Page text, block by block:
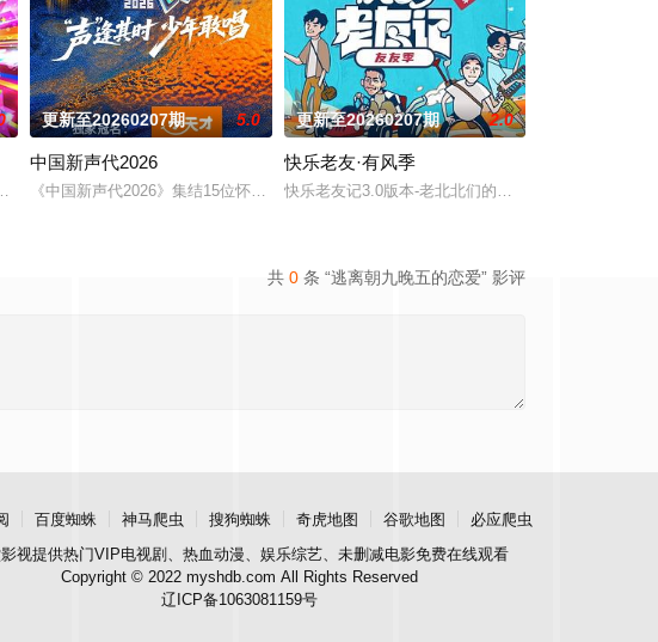
餐厅探店打卡，以真诚、真实、真探究的形式，呈现火爆美食和独特口味的真相，通过客观打
中一枝独秀，领跑全国，是辽宁卫视唯一一档以报道娱乐动态、解读文化现象、重温经典作
更新至20260207期 5.0
中国新声代2026
《中国新声代2026》集结15位怀揣音乐梦想的新声学员，他们将分别加入三位音乐老师
更新至20260207期 2.0
快乐老友·有风季
快乐老友记3.0版本-老北北们的假期开始了!本季就业
共 0 条 “逃离朝九晚五的恋爱” 影评
百度蜘蛛 神马爬虫 搜狗蜘蛛 奇虎地图 谷歌地图
必应爬虫
视提供热门VIP电视剧、热血动漫、娱乐综艺、未删减电影免费在线观看
Copyright © 2022 myshdb.com All Rights Reserved
辽ICP备1063081159号